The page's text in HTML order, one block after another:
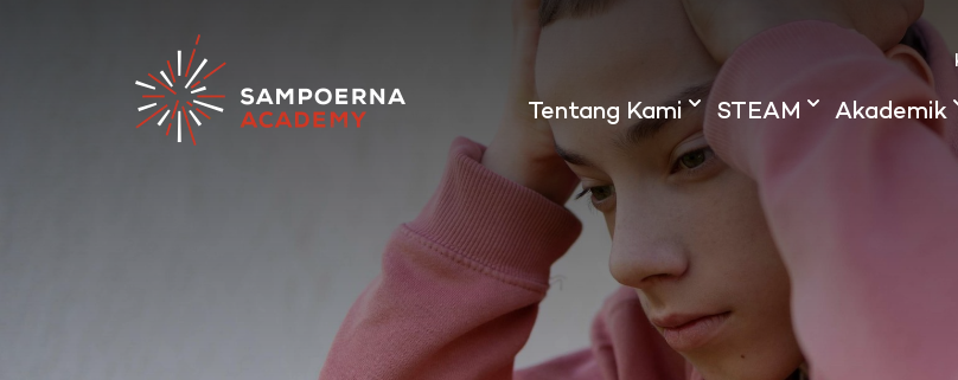
Tentang Kami STEAM Akademik